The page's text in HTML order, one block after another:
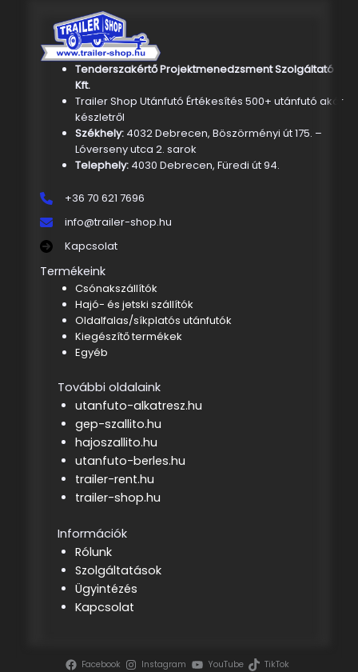
Tenderszakértő Projektmenedzsment Szolgáltató
Kft.
Trailer Shop Utánfutó Értékesítés 500+ utánfutó akár
készletről
Székhely: 4032 Debrecen, Böszörményi út 175. –
Lóverseny utca 2. sarok
Telephely:4030 Debrecen, Füredi út 94.
+36 70 621 7696
info@trailer-shop.hu
Kapcsolat
Termékeink
Csónakszállítók
Hajó- és jetski szállítók
Oldalfalas/síkplatós utánfutók
Kiegészítő termékek
Egyéb
További oldalaink
utanfuto-alkatresz.hu
gep-szallito.hu
hajoszallito.hu
utanfuto-berles.hu
trailer-rent.hu
trailer-shop.hu
Információk
Rólunk
Szolgáltatások
Ügyintézés
Kapcsolat
Facebook Instagram YouTube TikTok